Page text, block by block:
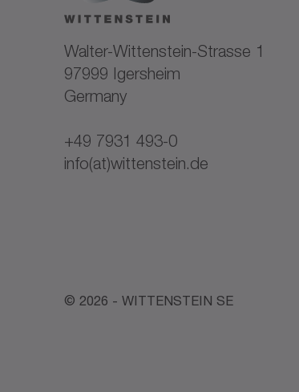
Walter-Wittenstein-Strasse 1
97999 Igersheim
Germany
+49 7931 493-0
info(at)wittenstein.de
© 2026 - WITTENSTEIN SE